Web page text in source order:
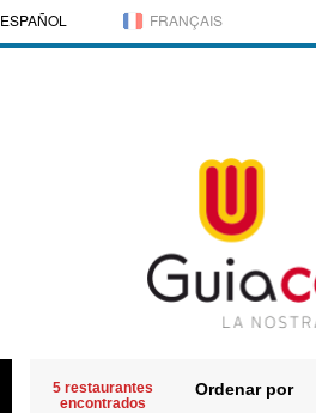
ESPAÑOL FRANÇAIS
5 restaurantes
encontrados
Ordenar por